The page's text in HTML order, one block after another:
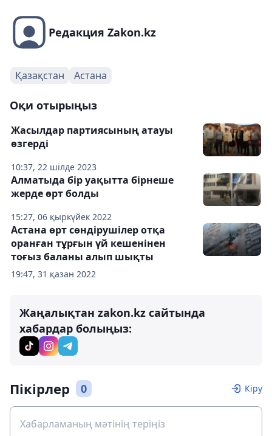
Редакция Zakon.kz
Қазақстан Астана
Оқи отырыңыз
10:37, 22 шілде 2023
Жасылдар партиясының атауы
өзгерді
15:27, 06 қыркүйек 2022
Алматыда бір уақытта бірнеше
жерде өрт болды
19:47, 31 қазан 2022
Астана өрт сөндірушілер отқа
оранған тұрғын үй кешенінен
тоғыз баланы алып шықты
Жаңалықтан zakon.kz сайтында
хабардар болыңыз:
Пікірлер 0 Кіру